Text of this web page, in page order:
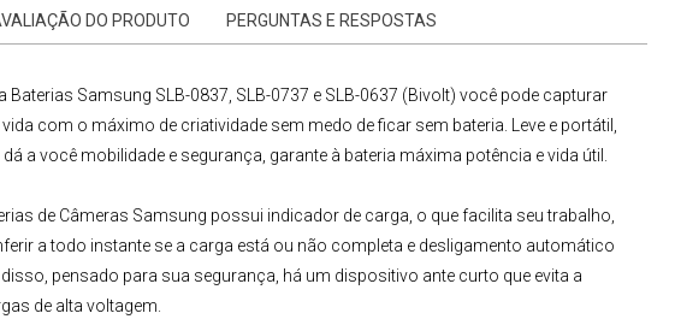
DO PRODUTO PERGUNTAS E RESPOSTAS
Baterias Samsung SLB-0837, SLB-0737 e SLB-0637 (Bivolt) você pode capturar
com o máximo de criatividade sem medo de ficar sem bateria. Leve e portátil,
a você mobilidade e segurança, garante à bateria máxima potência e vida útil.
de Câmeras Samsung possui indicador de carga, o que facilita seu trabalho,
a todo instante se a carga está ou não completa e desligamento automático
pensado para sua segurança, há um dispositivo ante curto que evita a
de alta voltagem.